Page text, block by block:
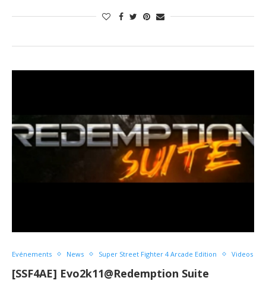
Evénements News Super Street Fighter 4 Arcade Edition Videos
[SSF4AE] Evo2k11@Redemption Suite